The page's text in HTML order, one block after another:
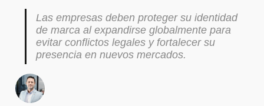
Las empresas deben proteger su identidad
de marca al expandirse globalmente para
evitar conflictos legales y fortalecer su
presencia en nuevos mercados.